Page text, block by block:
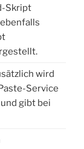
Skript
wird
Service
gibt bei